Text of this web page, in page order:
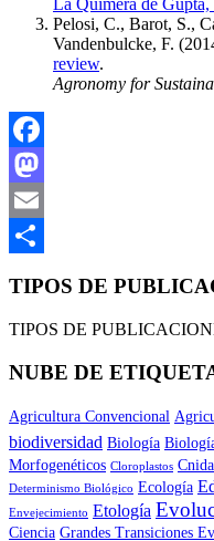
La Quimera de
Pelosi, C., Barot, S.,
Vandenbulcke, F.
review.
Agronomy for
Facebook
Mastodon
Email
TIPOS DE
TIPOS DE
NUBE DE
Agricultura Convencional
biodiversidad Biología
Morfogenéticos Cloroplastos
Determinismo Biológico Ecología
Envejecimiento Etología
Ciencia Grandes Transiciones